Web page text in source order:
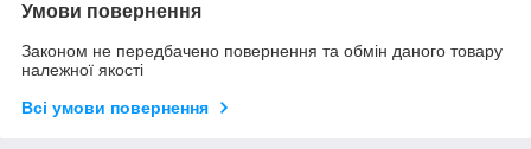
Умови повернення
Законом не передбачено повернення та обмін даного товару
належної якості
Всі умови повернення